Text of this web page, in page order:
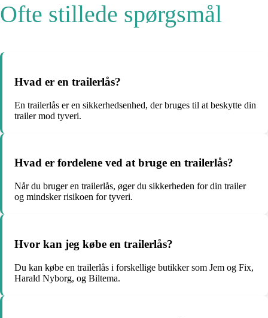
Ofte stillede spørgsmål
Hvad er en trailerlås?
En trailerlås er en sikkerhedsenhed, der bruges til at beskytte din
trailer mod tyveri.
Hvad er fordelene ved at bruge en trailerlås?
Når du bruger en trailerlås, øger du sikkerheden for din trailer
og mindsker risikoen for tyveri.
Hvor kan jeg købe en trailerlås?
Du kan købe en trailerlås i forskellige butikker som Jem og Fix,
Harald Nyborg, og Biltema.